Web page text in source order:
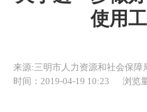
使用
来源:三明市人力资源和社会保障
时间：2019-04-19 10:23
浏览